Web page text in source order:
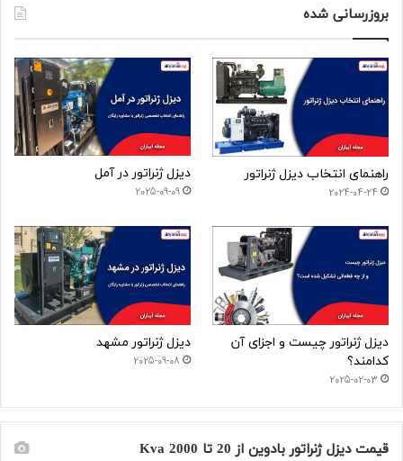
بروزرسانی شده
راهنمای انتخاب دیزل ژنراتور
2024-04-24
دیزل ژنراتور در آمل
2025-09-09
دیزل ژنراتور چیست و اجزای آن
کدامند؟
2025-02-03
دیزل ژنراتور مشهد
2025-09-08
قیمت دیزل ژنراتور بادوین از 20 تا 2000 Kva